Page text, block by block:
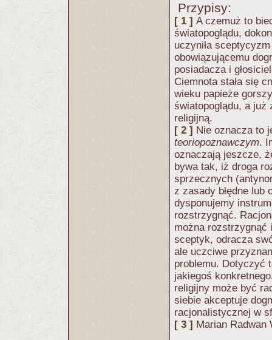
Przypisy:
[ 1 ] A czemuż to
światopoglądu,
uczyniła
obowiązującemu
posiadacza i
Ciemnota stała się
wieku papieże
światopoglądu, a już
religijną.
[ 2 ] Nie oznacza to
teoriopoznawczym.
oznaczają jeszcze,
bywa tak, iż droga
sprzecznych
z zasady błędne lub
dysponujemy
rozstrzygnąć.
można rozstrzygnąć
sceptyk, odracza
ale uczciwe
problemu. Dotyczyć
jakiegoś
religijny może być
siebie akceptuje
racjonalistycznej w
[ 3 ] Marian Radwan